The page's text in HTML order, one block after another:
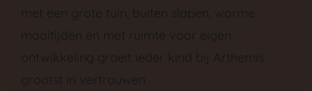
met een grote tuin, buiten slapen, warme
maaltijden en met ruimte voor eigen
ontwikkeling groeit ieder kind bij Arthemis
grootst in vertrouwen.